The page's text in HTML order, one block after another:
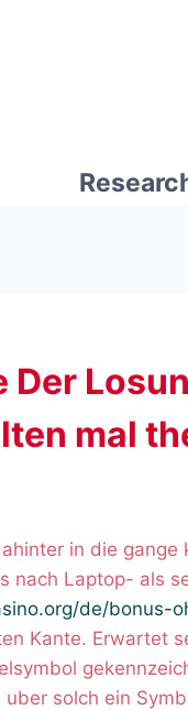
Der
mal
in die gange
nach Laptop- als
de/bonus-
Kante. Erwartet
solch ein